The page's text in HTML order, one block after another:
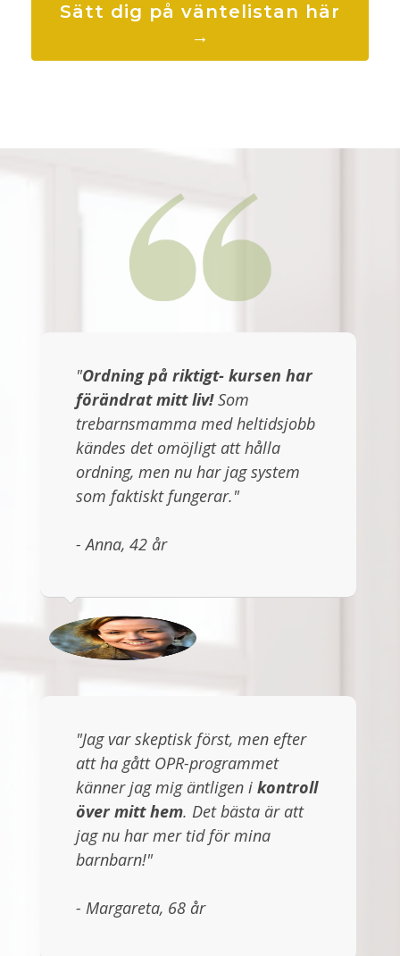
Sätt dig på väntelistan här
→
"Ordning på riktigt- kursen har
förändrat mitt liv!Som
trebarnsmamma med heltidsjobb
kändes det omöjligt att hålla
ordning, men nu har jag system
som faktiskt fungerar."
- Anna, 42 år
"Jag var skeptisk först, men efter
att ha gått OPR-programmet
känner jag mig äntligen i kontroll
över mitt hem. Det bästa är att
jag nu har mer tid för mina
barnbarn!"
- Margareta, 68 år